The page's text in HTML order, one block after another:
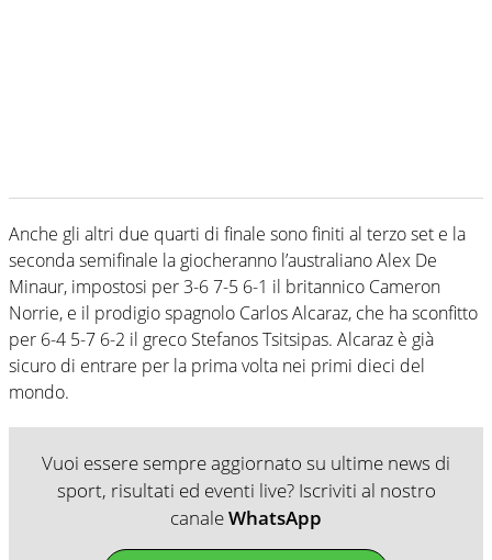
Anche gli altri due quarti di finale sono finiti al terzo set e la
seconda semifinale la giocheranno l’australiano Alex De
Minaur, impostosi per 3-6 7-5 6-1 il britannico Cameron
Norrie, e il prodigio spagnolo Carlos Alcaraz, che ha sconfitto
per 6-4 5-7 6-2 il greco Stefanos Tsitsipas. Alcaraz è già
sicuro di entrare per la prima volta nei primi dieci del
mondo.
Vuoi essere sempre aggiornato su ultime news di
sport, risultati ed eventi live? Iscriviti al nostro
canaleWhatsApp